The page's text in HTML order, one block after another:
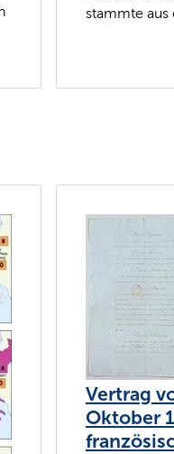
stammte
Vertrag
Oktober